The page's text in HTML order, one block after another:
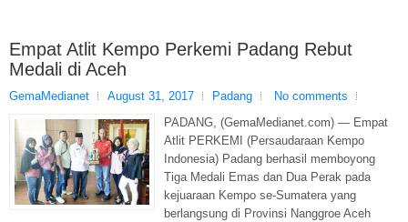
Empat Atlit Kempo Perkemi Padang Rebut
Medali di Aceh
GemaMedianet August 31, 2017 Padang
No comments
PADANG, (GemaMedianet.com) — Empat
Atlit PERKEMI (Persaudaraan Kempo
Indonesia) Padang berhasil memboyong
Tiga Medali Emas dan Dua Perak pada
kejuaraan Kempo se-Sumatera yang
berlangsung di Provinsi Nanggroe Aceh